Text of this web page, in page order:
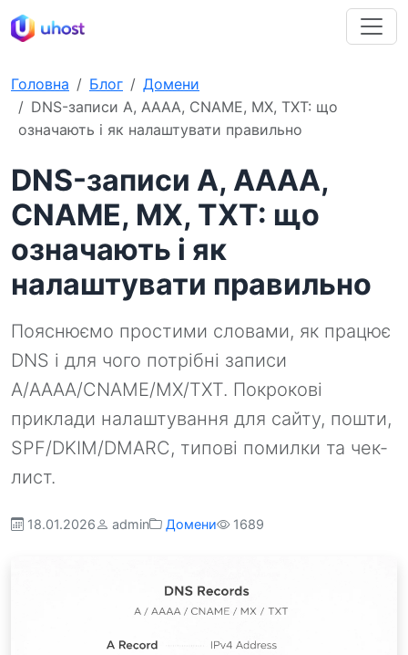
Головна Блог
Домени
DNS-записи A, AAAA, CNAME, MX, TXT: що
означають і як налаштувати правильно
DNS-записи A, AAAA,
CNAME, MX, TXT: що
означають і як
налаштувати правильно
Пояснюємо простими словами, як працює
DNS і для чого потрібні записи
A/AAAA/CNAME/MX/TXT. Покрокові
приклади налаштування для сайту, пошти,
SPF/DKIM/DMARC, типові помилки та чек-
лист.
18.01.2026 admin Домени 1689